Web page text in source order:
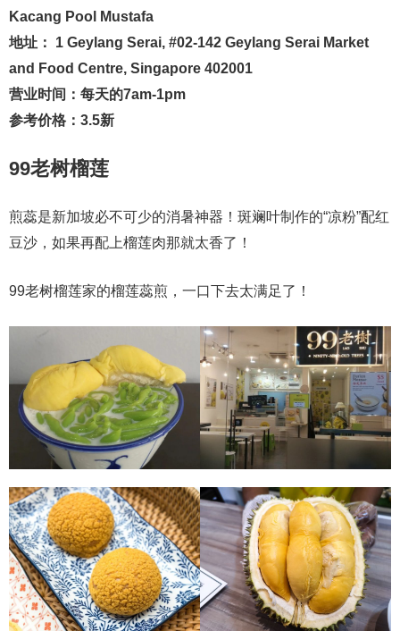
Kacang Pool Mustafa
地址： 1 Geylang Serai, #02-142 Geylang Serai Market
and Food Centre, Singapore 402001
营业时间：每天的7am-1pm
参考价格：3.5新
99老树榴莲
煎蕊是新加坡必不可少的消暑神器！斑斓叶制作的“凉粉”配红
豆沙，如果再配上榴莲肉那就太香了！
99老树榴莲家的榴莲蕊煎，一口下去太满足了！